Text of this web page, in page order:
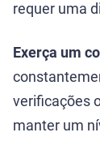
requer uma
Exerça um
verificações
manter um